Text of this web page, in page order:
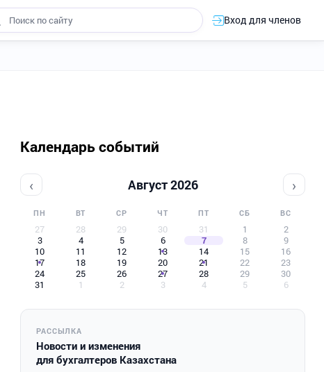
Вход для членов
Календарь событий
‹ Август 2026 ›
ПН ВТ СР ЧТ ПТ СБ ВС
27 28 29 30 31 1
2
3
4 5 6 7 8
9
10
11 12 13 14 15
16
17
18 19 20 21 22
23
24
25 26 27 28 29
30
31
1 2 3 4 5 6
РАССЫЛКА
Новости и изменения
для бухгалтеров Казахстана